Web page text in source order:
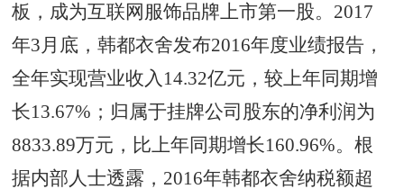
板，成为互联网服饰品牌上市第一股。2017
年3月底，韩都衣舍发布2016年度业绩报告，
全年实现营业收入14.32亿元，较上年同期增
长13.67%；归属于挂牌公司股东的净利润为
8833.89万元，比上年同期增长160.96%。根
据内部人士透露，2016年韩都衣舍纳税额超